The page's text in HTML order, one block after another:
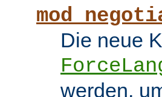
Die neue
werden,